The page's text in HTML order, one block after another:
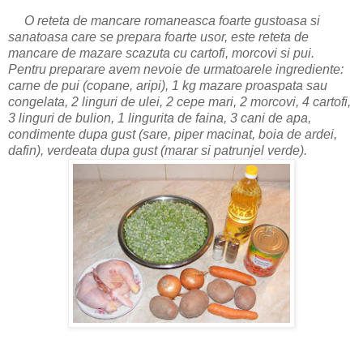
O reteta de mancare romaneasca foarte gustoasa si
sanatoasa care se prepara foarte usor, este reteta de
mancare de mazare scazuta cu cartofi, morcovi si pui.
Pentru preparare avem nevoie de urmatoarele ingrediente:
carne de pui (copane, aripi), 1 kg mazare proaspata sau
congelata, 2 linguri de ulei, 2 cepe mari, 2 morcovi, 4 cartofi,
3 linguri de bulion, 1 lingurita de faina, 3 cani de apa,
condimente dupa gust (sare, piper macinat, boia de ardei,
dafin), verdeata dupa gust (marar si patrunjel verde).